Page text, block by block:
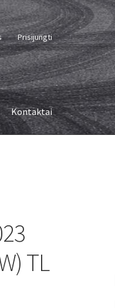
Prisijungti
Kontaktai
TL